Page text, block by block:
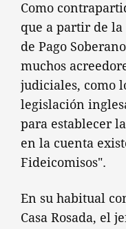
Como
que a partir de
de Pago
muchos
judiciales, como
legislación
para establecer
en la cuenta
Fideicomisos".
En su habitual
Casa Rosada, el